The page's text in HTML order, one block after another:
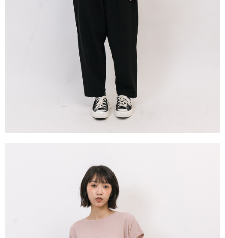
２．關於個人資料處理事宜，請瀏覽以下網址：
https://aftee.tw/terms/#terms3
３．未成年的使用者請事先徵得法定代理人或監護人之同意方可使用
「AFTEE先享後付」，若未經同意申辦者引起之損失，本公司不負相關責
４．使用「AFTEE先享後付」時，將依據個別帳號之用戶狀況，依本公司即
時審查核予不同之上限額度；若仍有額度不足之情形，本公司將視審查結果
５．嚴禁一人註冊多個帳號或使用他人資訊註冊。若發現惡意使用之情形，
恩沛科技股份有限公司將有權停止該用戶之使用額度並採取法律行動。